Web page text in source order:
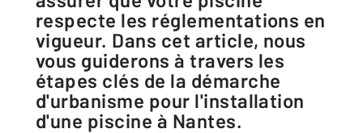
respecte les réglementations en
vigueur. Dans cet article, nous
vous guiderons à travers les
étapes clés de la démarche
d'urbanisme pour l'installation
d'une piscine à Nantes.